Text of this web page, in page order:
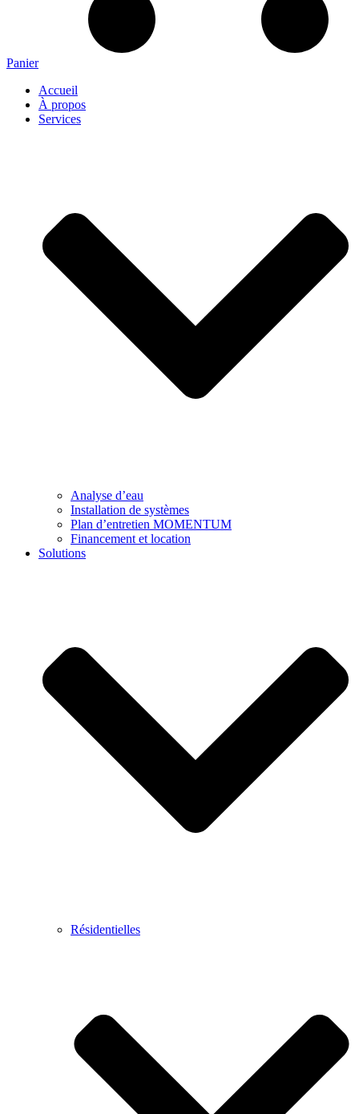
Panier
Accueil
À propos
Services
Analyse d’eau
Installation de systèmes
Plan d’entretien MOMENTUM
Financement et location
Solutions
Résidentielles